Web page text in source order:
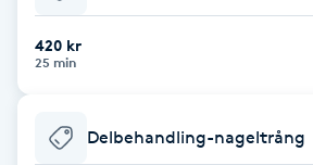
Barber
BIAB
420 kr
25 min
Delbehandling-nageltrång